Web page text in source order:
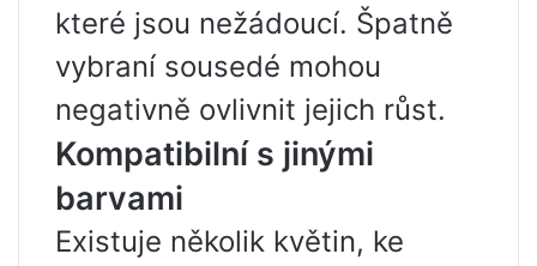
které jsou nežádoucí. Špatně
vybraní sousedé mohou
negativně ovlivnit jejich růst.
Kompatibilní s jinými
barvami
Existuje několik květin, ke